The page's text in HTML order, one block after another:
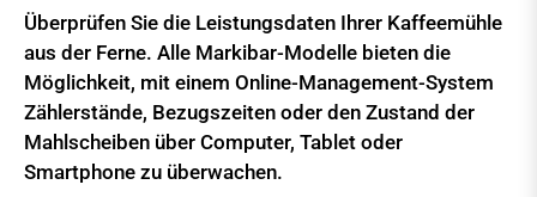
Überprüfen Sie die Leistungsdaten Ihrer Kaffeemühle
aus der Ferne. Alle Markibar-Modelle bieten die
Möglichkeit, mit einem Online-Management-System
Zählerstände, Bezugszeiten oder den Zustand der
Mahlscheiben über Computer, Tablet oder
Smartphone zu überwachen.